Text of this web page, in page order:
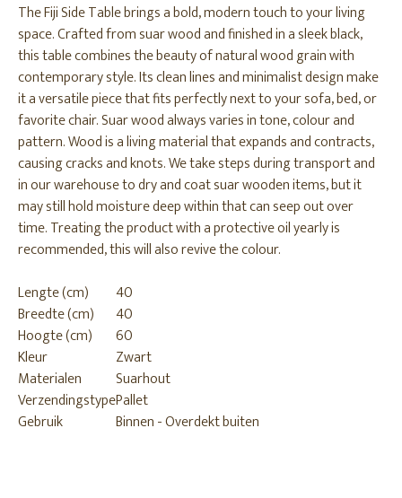
The Fiji Side Table brings a bold, modern touch to your living
space. Crafted from suar wood and finished in a sleek black,
this table combines the beauty of natural wood grain with
contemporary style. Its clean lines and minimalist design make
it a versatile piece that fits perfectly next to your sofa, bed, or
favorite chair. Suar wood always varies in tone, colour and
pattern. Wood is a living material that expands and contracts,
causing cracks and knots. We take steps during transport and
in our warehouse to dry and coat suar wooden items, but it
may still hold moisture deep within that can seep out over
time. Treating the product with a protective oil yearly is
recommended, this will also revive the colour.
Lengte (cm)
40
Breedte (cm)
40
Hoogte (cm)
60
Kleur
Zwart
Materialen
Suarhout
VerzendingstypePallet
Gebruik
Binnen - Overdekt buiten